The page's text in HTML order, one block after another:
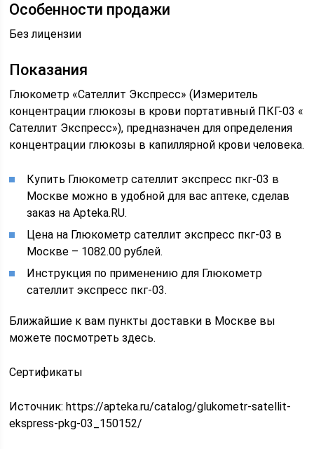
Особенности продажи
Без лицензии
Показания
Глюкометр «Сателлит Экспресс» (Измеритель
концентрации глюкозы в крови портативный ПКГ-03 «
Сателлит Экспресс»), предназначен для определения
концентрации глюкозы в капиллярной крови человека.
Купить Глюкометр сателлит экспресс пкг-03 в
Москве можно в удобной для вас аптеке, сделав
заказ на Apteka.RU.
Цена на Глюкометр сателлит экспресс пкг-03 в
Москве – 1082.00 рублей.
Инструкция по применению для Глюкометр
сателлит экспресс пкг-03.
Ближайшие к вам пункты доставки в Москве вы
можете посмотреть здесь.
Сертификаты
Источник:https://apteka.ru/catalog/glukometr-satellit-
ekspress-pkg-03_150152/